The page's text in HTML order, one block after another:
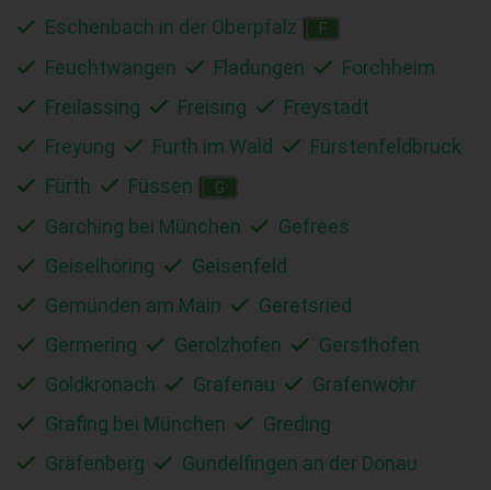
Eschenbach in der Oberpfalz
F
Feuchtwangen Fladungen
Forchheim
Freilassing
Freising
Freystadt
Freyung
Furth im Wald
Fürstenfeldbruck
Fürth
Füssen G
Garching bei München
Gefrees
Geiselhöring
Geisenfeld
Gemünden am Main
Geretsried
Germering
Gerolzhofen
Gersthofen
Goldkronach
Grafenau
Grafenwöhr
Grafing bei München
Greding
Gräfenberg
Gundelfingen an der Donau